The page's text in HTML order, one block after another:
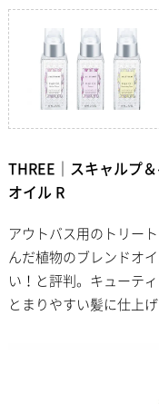
THREE｜スキャルプ
オイル R
アウトバス用のトリー
んだ植物のブレンドオ
い！と評判。キューテ
とまりやすい髪に仕上げ